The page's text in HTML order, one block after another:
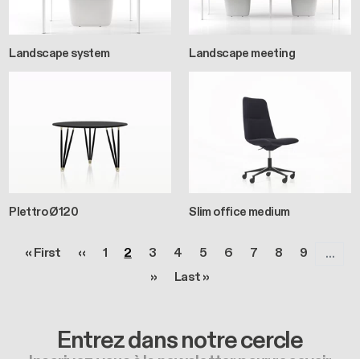
Landscape system Landscape meeting
Plettro Ø120 Slim office medium
Première page
« First Page précédente
‹‹ Page
1 Page
2 Page
3 Page
4 Page
5 Page
6 Page
7 Page
8 Page
9 …
Page suivante
›› Dernière page
Last »
Entrez dans notre cercle